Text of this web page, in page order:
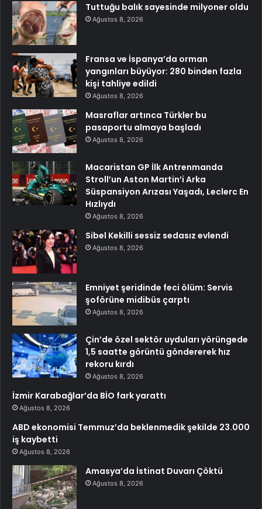
Tuttuğu balık sayesinde milyoner oldu
Ağustos 8, 2026
Fransa ve İspanya’da orman
yangınları büyüyor: 280 binden fazla
kişi tahliye edildi
Ağustos 8, 2026
Masraflar artınca Türkler bu
pasaportu almaya başladı
Ağustos 8, 2026
Macaristan GP İlk Antrenmanda
Stroll’un Aston Martin’i Arka
Süspansiyon Arızası Yaşadı, Leclerc En
Hızlıydı
Ağustos 8, 2026
Sibel Kekilli sessiz sedasız evlendi
Ağustos 8, 2026
Emniyet şeridinde feci ölüm: Servis
şoförüne midibüs çarptı
Ağustos 8, 2026
Çin’de özel sektör uyduları yörüngede
1,5 saatte görüntü göndererek hız
rekoru kırdı
Ağustos 8, 2026
İzmir Karabağlar’da BİO fark yarattı
Ağustos 8, 2026
ABD ekonomisi Temmuz’da beklenmedik şekilde 23.000
iş kaybetti
Ağustos 8, 2026
Amasya’da İstinat Duvarı Çöktü
Ağustos 8, 2026